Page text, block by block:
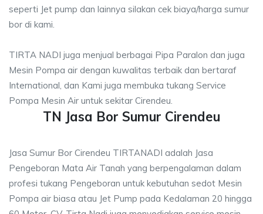
seperti Jet pump dan lainnya silakan cek biaya/harga sumur
bor di kami.
TIRTA NADI juga menjual berbagai Pipa Paralon dan juga
Mesin Pompa air dengan kuwalitas terbaik dan bertaraf
International, dan Kami juga membuka tukang Service
Pompa Mesin Air untuk sekitar Cirendeu.
TN Jasa Bor Sumur Cirendeu
Jasa Sumur Bor Cirendeu TIRTANADI adalah Jasa
Pengeboran Mata Air Tanah yang berpengalaman dalam
profesi tukang Pengeboran untuk kebutuhan sedot Mesin
Pompa air biasa atau Jet Pump pada Kedalaman 20 hingga